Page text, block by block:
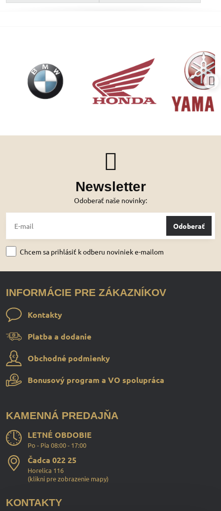
Newsletter
Odoberať naše novinky:
Odoberať
Chcem sa prihlásiť k odberu noviniek e-mailom
INFORMÁCIE PRE ZÁKAZNÍKOV
Kontakty
Platba a dodanie
Obchodné podmienky
Bonusový program a VO spolupráca
KAMENNÁ PREDAJŇA
LETNÉ OBDOBIE
Po - Pia 08:00 - 17:00
Čadca 022 25
Horelica 116
(klikni pre zobrazenie mapy)
KONTAKTY